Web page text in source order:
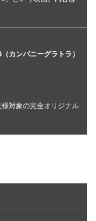
カンパニーグラトラ）
対象の完全オリジナル